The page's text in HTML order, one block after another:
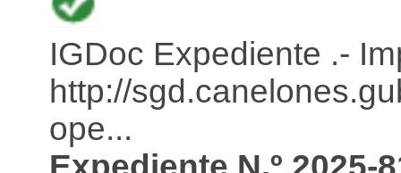
IGDoc Expediente .-
http://
ope...